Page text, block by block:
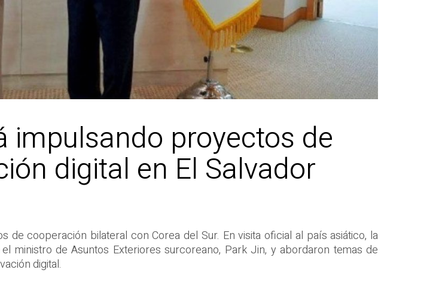
impulsando proyectos de
digital en El Salvador
de cooperación bilateral con Corea del Sur. En visita oficial al país asiático, la
ministro de Asuntos Exteriores surcoreano, Park Jin, y abordaron temas de
digital.